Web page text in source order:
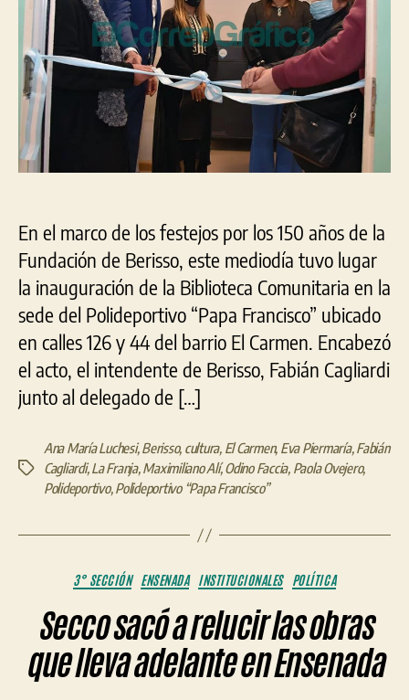
de
El
Carmen
En el marco de los festejos por los 150 años de la
Fundación de Berisso, este mediodía tuvo lugar
la inauguración de la Biblioteca Comunitaria en la
sede del Polideportivo “Papa Francisco” ubicado
en calles 126 y 44 del barrio El Carmen. Encabezó
el acto, el intendente de Berisso, Fabián Cagliardi
junto al delegado de […]
Etiquetas
Ana María Luchesi,Berisso, cultura, El Carmen, Eva Piermaría,Fabián
Cagliardi,La Franja,Maximiliano Alí,Odino Faccia, Paola Ovejero,
Polideportivo,Polideportivo “Papa Francisco”
Categorías
3° SECCIÓN ENSENADA INSTITUCIONALES POLÍTICA
Secco sacó a relucir las obras
que lleva adelante en Ensenada